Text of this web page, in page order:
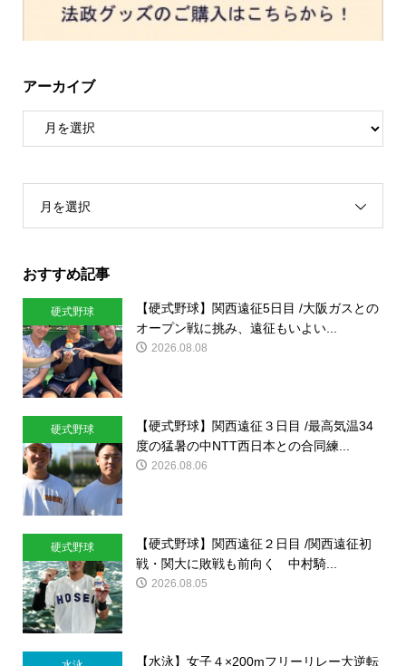
アーカイブ
月を選択
おすすめ記事
硬式野球
【硬式野球】関西遠征5日目 /大阪ガスとの
オープン戦に挑み、遠征もいよい...
2026.08.08
硬式野球
【硬式野球】関西遠征３日目 /最高気温34
度の猛暑の中NTT西日本との合同練...
2026.08.06
硬式野球
【硬式野球】関西遠征２日目 /関西遠征初
戦・関大に敗戦も前向く 中村騎...
2026.08.05
【水泳】女子４×200mフリーリレー大逆転